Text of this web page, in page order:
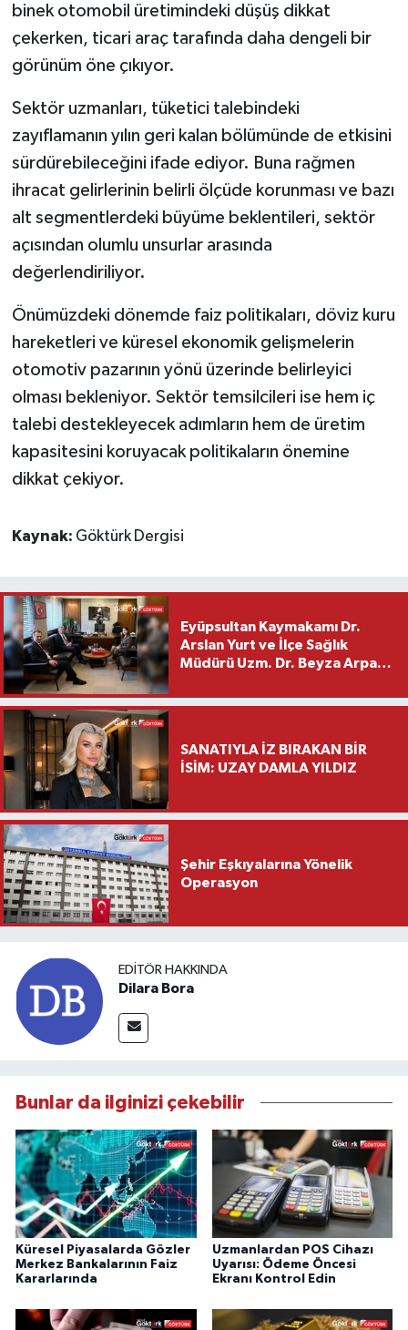
binek otomobil üretimindeki düşüş dikkat
çekerken, ticari araç tarafında daha dengeli bir
görünüm öne çıkıyor.
Sektör uzmanları, tüketici talebindeki
zayıflamanın yılın geri kalan bölümünde de etkisini
sürdürebileceğini ifade ediyor. Buna rağmen
ihracat gelirlerinin belirli ölçüde korunması ve bazı
alt segmentlerdeki büyüme beklentileri, sektör
açısından olumlu unsurlar arasında
değerlendiriliyor.
Önümüzdeki dönemde faiz politikaları, döviz kuru
hareketleri ve küresel ekonomik gelişmelerin
otomotiv pazarının yönü üzerinde belirleyici
olması bekleniyor. Sektör temsilcileri ise hem iç
talebi destekleyecek adımların hem de üretim
kapasitesini koruyacak politikaların önemine
dikkat çekiyor.
Kaynak: Göktürk Dergisi
Eyüpsultan Kaymakamı Dr.
Arslan Yurt ve İlçe Sağlık
Müdürü Uzm. Dr. Beyza Arpacı
Ziyareti
SANATIYLA İZ BIRAKAN BİR
İSİM: UZAY DAMLA YILDIZ
Şehir Eşkıyalarına Yönelik
Operasyon
EDITÖR HAKKINDA
Dilara Bora
Bunlar da ilginizi çekebilir
Küresel Piyasalarda Gözler
Merkez Bankalarının Faiz
Kararlarında
Uzmanlardan POS Cihazı
Uyarısı: Ödeme Öncesi
Ekranı Kontrol Edin